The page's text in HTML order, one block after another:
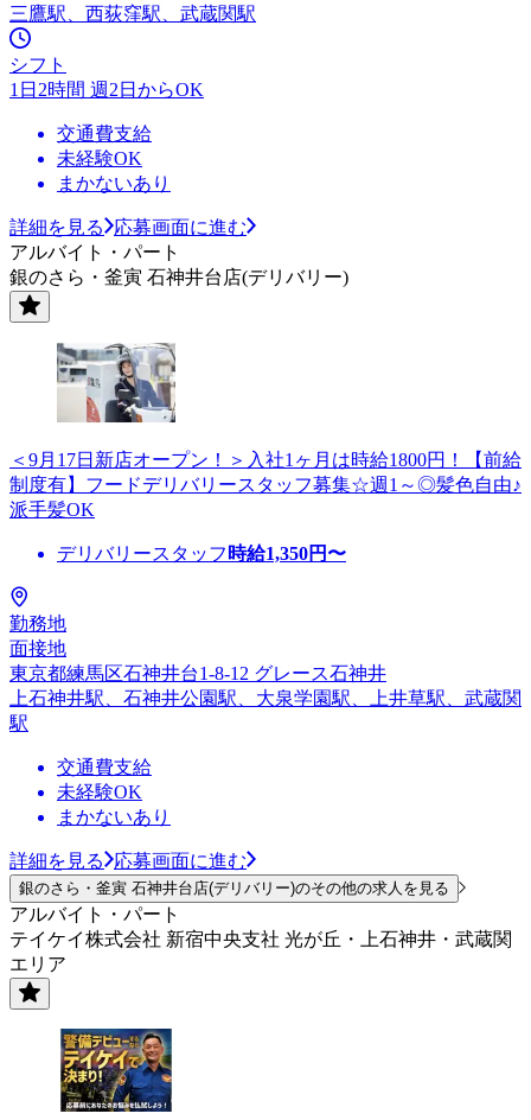
三鷹駅、西荻窪駅、武蔵関駅
シフト
1日2時間 週2日からOK
交通費支給
未経験OK
まかないあり
詳細を見る
応募画面に進む
アルバイト・パート
銀のさら・釜寅 石神井台店(デリバリー)
＜9月17日新店オープン！＞入社1ヶ月は時給1800円！【前給
制度有】フードデリバリースタッフ募集☆週1～◎髪色自由♪
派手髪OK
デリバリースタッフ 時給1,350円〜
勤務地
面接地
東京都練馬区石神井台1-8-12 グレース石神井
上石神井駅、石神井公園駅、大泉学園駅、上井草駅、武蔵関
駅
交通費支給
未経験OK
まかないあり
詳細を見る 応募画面に進む
銀のさら・釜寅 石神井台店(デリバリー)のその他の求人を見る
アルバイト・パート
テイケイ株式会社 新宿中央支社 光が丘・上石神井・武蔵関
エリア